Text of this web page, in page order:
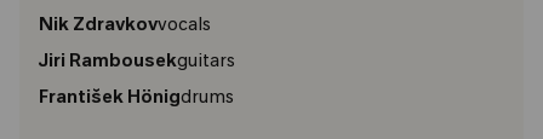
Nik Zdravkovvocals
Jiri Rambousekguitars
František Hönigdrums